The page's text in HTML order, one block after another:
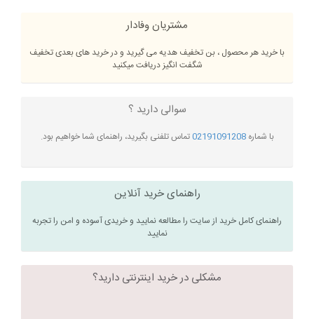
مشتریان وفادار
با خرید هر محصول ، بن تخفیف هدیه می گیرید و در خرید های بعدی تخفیف
شگفت انگیز دریافت میکنید
سوالی دارید ؟
با شماره02191091208تماس تلفنی بگیرید، راهنمای شما خواهیم بود.
راهنمای خرید آنلاین
راهنمای کامل خرید از سایت را مطالعه نمایید و خریدی آسوده و امن را تجربه
نمایید
مشکلی در خرید اینترنتی دارید؟